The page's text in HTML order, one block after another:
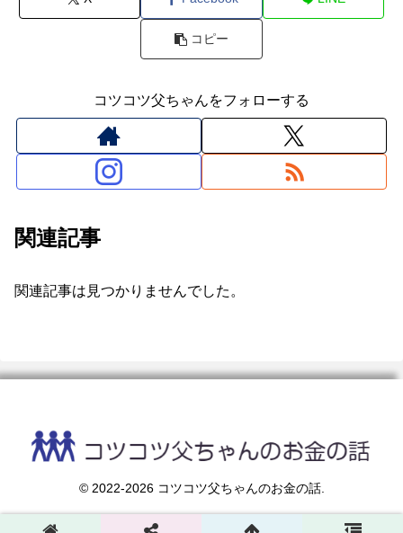
コピー
コツコツ父ちゃんをフォローする
関連記事
関連記事は見つかりませんでした。
© 2022-2026 コツコツ父ちゃんのお金の話.